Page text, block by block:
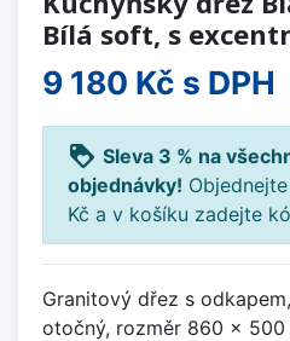
Bílá soft, s
9 180 Kč s DPH
loyalty Sleva 3 % na
objednávky!
Kč a v košíku zadejte
Granitový dřez s
otočný, rozměr 860 x